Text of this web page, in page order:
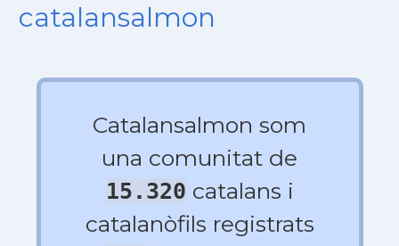
catalansalmon
Catalansalmon som
una comunitat de
15.320 catalans i
catalanòfils registrats